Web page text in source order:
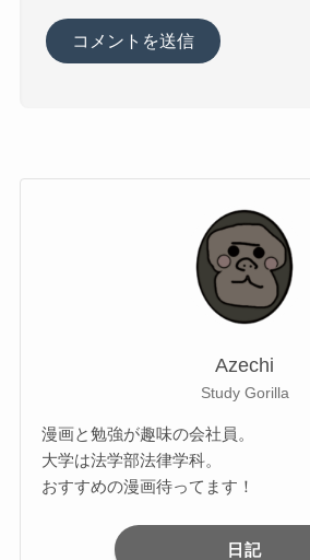
Azechi
Study Gorilla
漫画と勉強が趣味の会社員。
大学は法学部法律学科。
おすすめの漫画待ってます！
日記